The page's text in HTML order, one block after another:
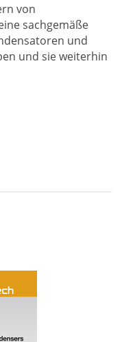
von
sachgemäße
und
und sie weiterhin